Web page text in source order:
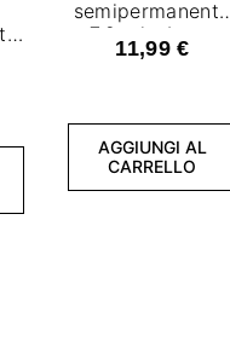
semipermanente
7,2 ml - Inner
Flame
11,99 €
AGGIUNGI AL
CARRELLO